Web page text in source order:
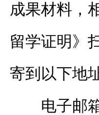
成果材料，
留学证明》
寄到以下地
电子邮